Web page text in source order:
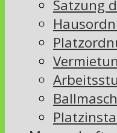
Satzung